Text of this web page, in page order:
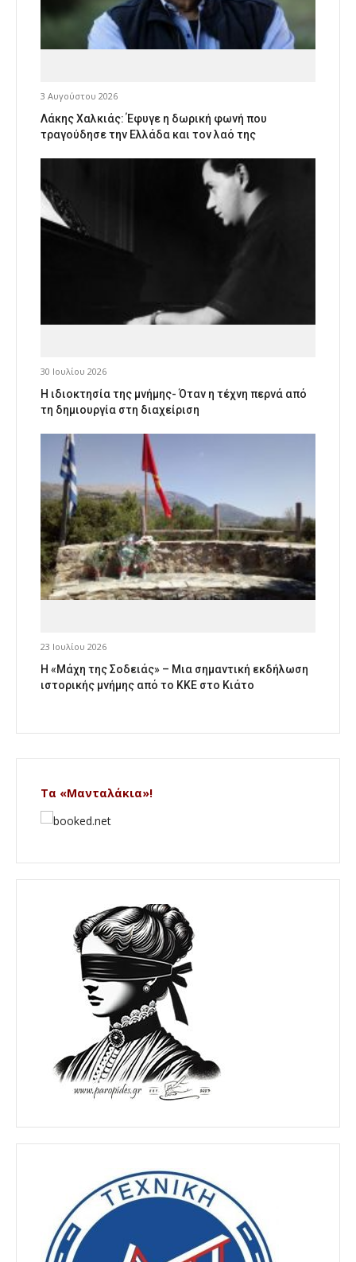
3 Αυγούστου 2026
Λάκης Χαλκιάς: Έφυγε η δωρική φωνή που
τραγούδησε την Ελλάδα και τον λαό της
30 Ιουλίου 2026
Η ιδιοκτησία της μνήμης- Όταν η τέχνη περνά από
τη δημιουργία στη διαχείριση
23 Ιουλίου 2026
Η «Μάχη της Σοδειάς» – Μια σημαντική εκδήλωση
ιστορικής μνήμης από το ΚΚΕ στο Κιάτο
Τα «Μανταλάκια»!